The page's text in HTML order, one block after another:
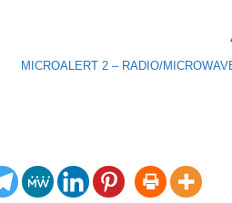
MICROALERT 2 – RADIO/